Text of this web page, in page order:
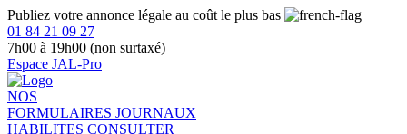
Publiez votre annonce légale au coût le plus bas
01 84 21 09 27
7h00 à 19h00 (non surtaxé)
Espace JAL-Pro
NOS
FORMULAIRES JOURNAUX
HABILITES CONSULTER